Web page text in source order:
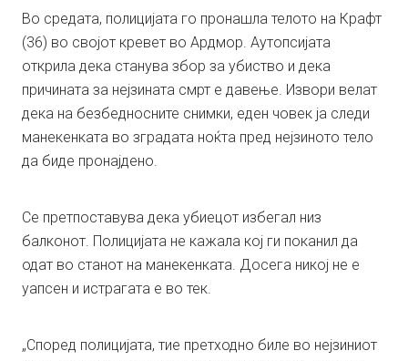
Во средата, полицијата го пронашла телото на Крафт
(36) во својот кревет во Ардмор. Аутопсијата
открила дека станува збор за убиство и дека
причината за нејзината смрт е давење. Извори велат
дека на безбедносните снимки, еден човек ја следи
манекенката во зградата ноќта пред нејзиното тело
да биде пронајдено.
Се претпоставува дека убиецот избегал низ
балконот. Полицијата не кажала кој ги поканил да
одат во станот на манекенката. Досега никој не е
уапсен и истрагата е во тек.
„Според полицијата, тие претходно биле во нејзиниот